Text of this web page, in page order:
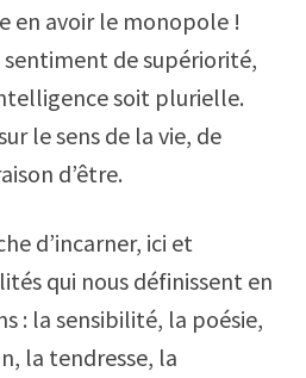
en avoir le monopole !
de supériorité,
soit plurielle.
le sens de la vie, de
d’être.
d’incarner, ici et
qui nous définissent en
: la sensibilité, la poésie,
la tendresse, la